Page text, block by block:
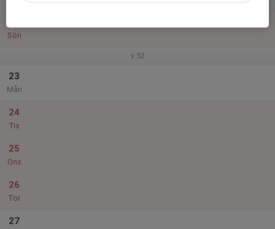
Sön
v.52
23
Mån
24
Tis
25
Ons
26
Tor
27